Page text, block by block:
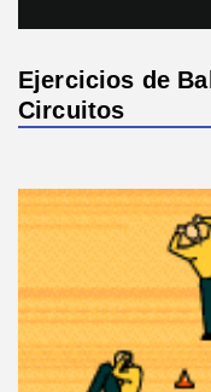
Ejercicios de
Circuitos